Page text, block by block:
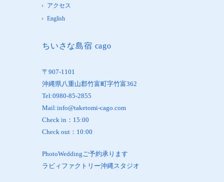
アクセス
English
ちいさな島宿 cago
〒907-1101
沖縄県八重山郡竹富町字竹富362
Tel:0980-85-2855
Mail:info@taketomi-cago.com
Check in：15:00
Check out：10:00
PhotoWeddingご予約承ります
ラビィファクトリー沖縄スタジオ